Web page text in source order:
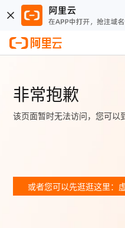
非常抱歉
该页面暂时无法访问，您可以
或者您可以先逛逛这里：